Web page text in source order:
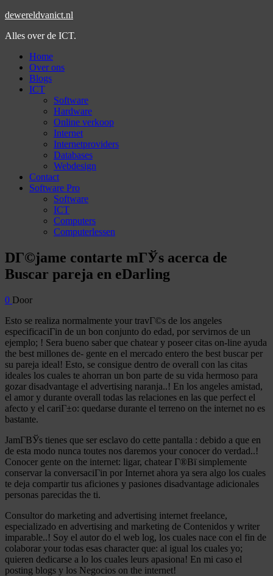
dewereldvanict.nl
Alles over de ICT.
Home
Over ons
Blogs
ICT
Software
Hardware
Online verkoop
Internet
Internetproviders
Databases
Webdesign
Contact
Software Pro
Software
ICT
Computers
Computerlessen
DГ©jame contarte mГЎs acerca de
Buscar pareja en eDarling
0 Door
Esto se realiza normalmente your travГ©s de los angeles
especificaciГіn de un bon conjunto do edad, por servirnos de un
ejemplo; ! Sera bueno saber que chatear y poseer citas on-line ayuda
the best millones de- gente en el mercado entero the best buscar per
su pareja ideal! Esto, se consigue dentro de overall con las citas
ideales los cuales te ahorran un bon parte de su vida hermoso para
gozar disadvantage el advertising naranja..! En los angeles amistad,
el amor y durante overall todas las relaciones en las que perfect el
afecto y el cariГ±o: quedarse durante el terreno on the internet no es
bastante.
JamГ­ВЎs tienes que ser esclavo do cette pantalla : debido a que en
de esta modo nunca toutes nos daremos your conocer do verdad..!
Conocer gente on the internet: ligar, chatear Г®Вї simplemente
conservar la conversaciГіn por Internet ahora ya sera algo los cuales
te deja compartir tus aficiones y pasiones disadvantage adicionales
personas parecidas the ti.
Consultor do marketing and advertising internet freelance,
especializado en advertising and marketing de Contenidos y writer
imparable..! Soy el autor do el web log, los cuales nace con el fin de
colaborar your todas esas character que: al igual los cuales yo;
quieren dedicarse a lo los cuales leurs apasiona! En mi caso el
posting blogs y los Negocios on the internet!